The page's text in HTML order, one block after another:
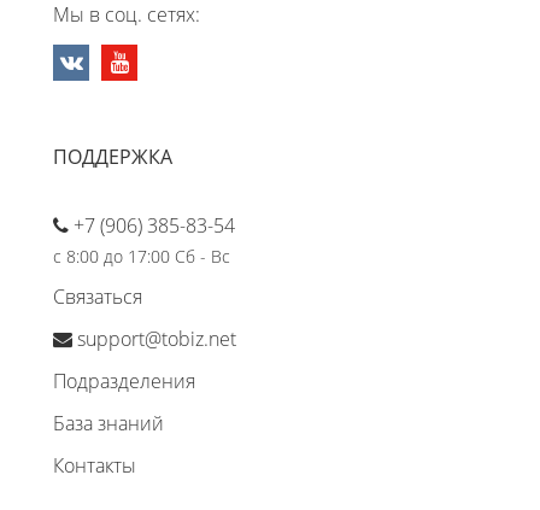
Мы в соц. сетях:
ПОДДЕРЖКА
+7 (906) 385-83-54
с 8:00 до 17:00 Сб - Вс
Связаться
support@tobiz.net
Подразделения
База знаний
Контакты